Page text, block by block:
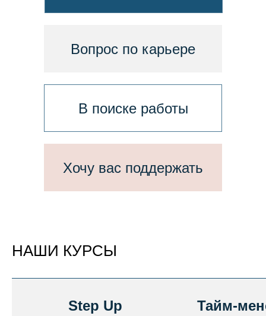
Хочу вас поддержать
В поиске работы
Вопрос по карьере
НАШИ КУРСЫ
Step Up
Тайм-